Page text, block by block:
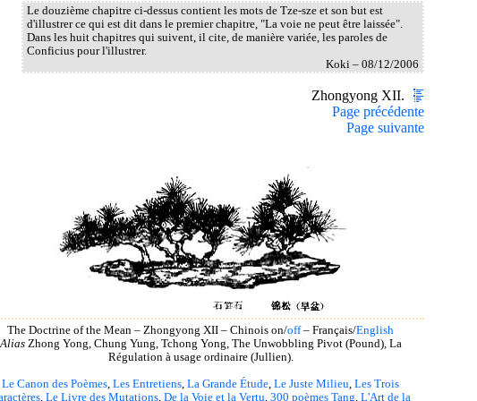
Le douzième chapitre ci-dessus contient les mots de Tze-sze et son but est
d'illustrer ce qui est dit dans le premier chapitre, "La voie ne peut être laissée".
Dans les huit chapitres qui suivent, il cite, de manière variée, les paroles de
Conficius pour l'illustrer.
Koki – 08/12/2006
Zhongyong XII.
Page précédente
Page suivante
The Doctrine of the Mean – Zhongyong XII – Chinois on/off– Français/English
AliasZhong Yong, Chung Yung, Tchong Yong, The Unwobbling Pivot (Pound), La
Régulation à usage ordinaire (Jullien).
Le Canon des Poèmes, Les Entretiens, La Grande Étude, Le Juste Milieu, Les Trois
, Le Livre des Mutations, De la Voie et la Vertu, 300 poèmes Tang, L'Art de la